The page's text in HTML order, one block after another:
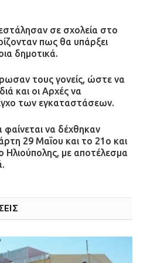
για τους
κατά του 20χρονου
«υπεύθυνο» για την
απόπειρα
σε σχολεία στο
πως θα υπάρξει
δημοτικά.
τους γονείς, ώστε να
και οι Αρχές να
των εγκαταστάσεων.
να δέχθηκαν
29 Μαΐου και το 21ο και
Ηλιούπολης, με αποτέλεσμα